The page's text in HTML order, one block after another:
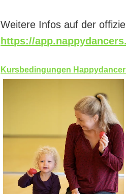
Weitere Infos auf der
https://
Kursbedingungen